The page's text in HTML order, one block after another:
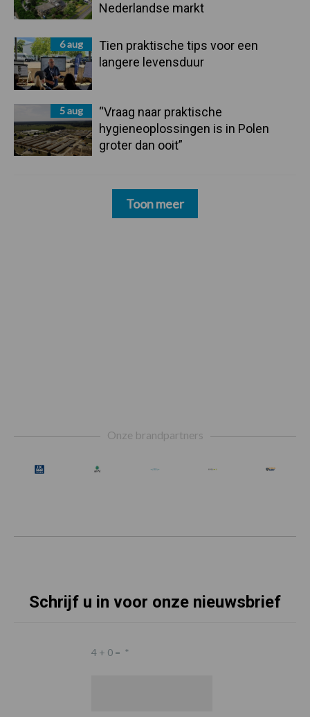
Nederlandse markt
6 aug
Tien praktische tips voor een
langere levensduur
5 aug
“Vraag naar praktische
hygieneoplossingen is in Polen
groter dan ooit”
Toon meer
Onze brandpartners
Schrijf u in voor onze nieuwsbrief
4 + 0 = *